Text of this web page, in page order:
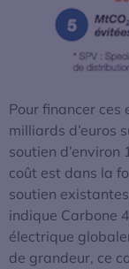
Pour financer ces
milliards d’euros
soutien
coût est dans la
soutien
indique Carbone
électrique
de grandeur, ce